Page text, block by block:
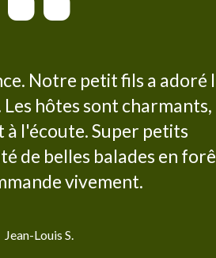
Notre petit fils a adoré
hôtes sont charmants,
à l'écoute. Super petits
de belles balades en
vivement.
Jean-Louis S.